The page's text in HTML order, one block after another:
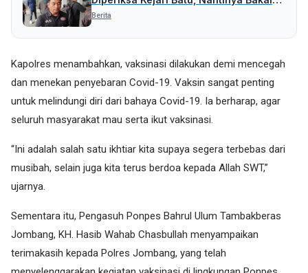
Periksa Pihak Lain
Berita
Kapolres menambahkan, vaksinasi dilakukan demi mencegah
dan menekan penyebaran Covid-19. Vaksin sangat penting
untuk melindungi diri dari bahaya Covid-19. Ia berharap, agar
seluruh masyarakat mau serta ikut vaksinasi.
“Ini adalah salah satu ikhtiar kita supaya segera terbebas dari
musibah, selain juga kita terus berdoa kepada Allah SWT,”
ujarnya.
Sementara itu, Pengasuh Ponpes Bahrul Ulum Tambakberas
Jombang, KH. Hasib Wahab Chasbullah menyampaikan
terimakasih kepada Polres Jombang, yang telah